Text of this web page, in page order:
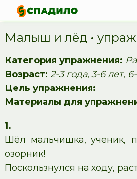
Малыш и лёд •
Категория упражнения:
Возраст: 2-3 года, 3-6 лет,
Цель упражнения:
Материалы для
1.
Шёл мальчишка, ученик,
озорник!
Поскользнулся на ходу,